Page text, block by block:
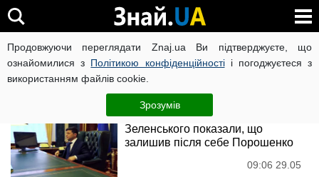
Продовжуючи переглядати Znaj.ua Ви підтверджуєте, що
ознайомилися з Політикою конфіденційностіі погоджуєтеся з
використанням файлів cookie.
Зрозумів
Олександр Данилюк
Новини
Зникла секретна інформація: у
Зеленського показали, що
залишив після себе Порошенко
09:06 29.05